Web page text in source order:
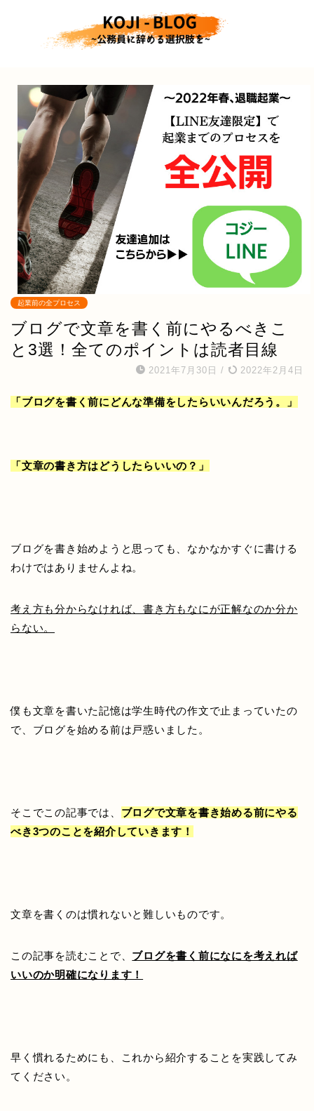
起業前の全プロセス
ブログで文章を書く前にやるべきこ
と3選！全てのポイントは読者目線
2021年7月30日 / 2022年2月4日
「ブログを書く前にどんな準備をしたらいいんだろう。」
「文章の書き方はどうしたらいいの？」
ブログを書き始めようと思っても、なかなかすぐに書ける
わけではありませんよね。
考え方も分からなければ、書き方もなにが正解なのか分か
らない。
僕も文章を書いた記憶は学生時代の作文で止まっていたの
で、ブログを始める前は戸惑いました。
そこでこの記事では、 ブログで文章を書き始める前にやる
べき3つのことを紹介していきます！
文章を書くのは慣れないと難しいものです。
この記事を読むことで、 ブログを書く前になにを考えれば
いいのか明確になります！
早く慣れるためにも、これから紹介することを実践してみ
てください。